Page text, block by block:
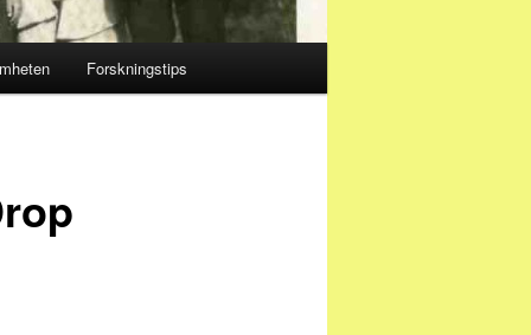
Forskningstips